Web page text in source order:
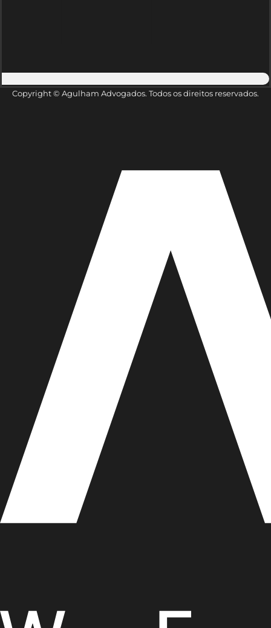
Copyright © Agulham Advogados. Todos os direitos reservados.